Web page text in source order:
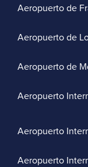
Aeropuerto de
Aeropuerto de
Aeropuerto de
Aeropuerto
Aeropuerto
Aeropuerto